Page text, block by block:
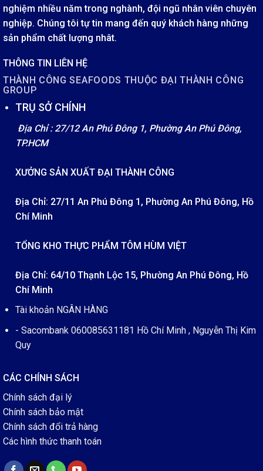
nghiệm nhiều năm trong nghành, đội ngũ nhân viên chuyên
nghiệp. Chúng tôi tự tin mang đến quý khách hàng những
sản phẩm chất lượng nhât.
THÔNG TIN LIÊN HỆ
THÀNH CÔNG SEAFOODS THUỘC ĐẠI THÀNH CÔNG
GROUP
TRỤ SỞ CHÍNH
Địa Chỉ : 27/12 An Phú Đông 1, Phường An Phú Đông,
TP.HCM
XƯỞNG SẢN XUẤT ĐẠI THÀNH CÔNG
Địa Chỉ: 27/11 An Phú Đông 1, Phường An Phú Đông, Hồ
Chí Minh
TỔNG KHO THỰC PHẨM TÔM HÙM VIỆT
Địa Chỉ: 64/10 Thạnh Lộc 15, Phường An Phú Đông, Hồ
Chí Minh
Tài khoản NGÂN HÀNG
- Sacombank 060085631181 Hồ Chí Minh , Nguyễn Thị Kim
Quy
CÁC CHÍNH SÁCH
Chính sách đại lý
Chính sách bảo mật
Chính sách đổi trả hàng
Các hình thức thanh toán